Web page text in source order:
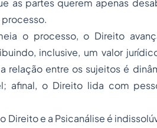
as partes querem apenas
processo.
o processo, o Direito
inclusive, um valor
relação entre os sujeitos é
afinal, o Direito lida com
Direito e a Psicanálise é